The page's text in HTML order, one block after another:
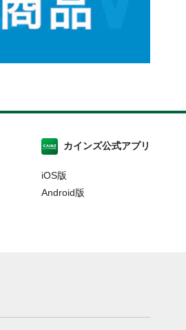
カインズ公式アプリ
iOS版
Android版